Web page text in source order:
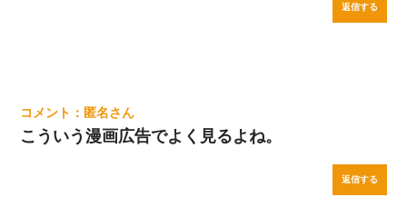
返信する
匿名
こういう漫画広告でよく見るよね。
返信する